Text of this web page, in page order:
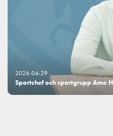
2026-04-29
Sportchef och sportgrupp Amo